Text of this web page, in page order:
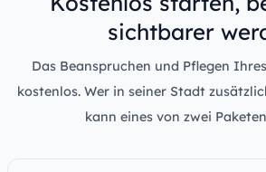
sichtbarer
Das Beanspruchen und Pflegen
kostenlos. Wer in seiner Stadt
kann eines von zwei